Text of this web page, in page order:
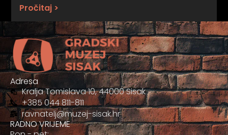
Pročitaj >
Adresa
Kralja Tomislava 10, 44000 Sisak
+385 044 811-811
ravnatelj@muzej-sisak.hr
RADNO VRIJEME